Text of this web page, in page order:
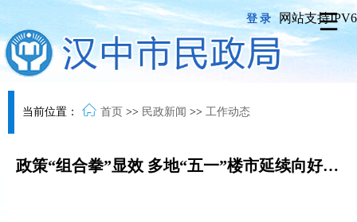
登录 网站支持IPV6
当前位置： 首页 >> 民政新闻 >> 工作动态
政策“组合拳”显效 多地“五一”楼市延续向好趋势